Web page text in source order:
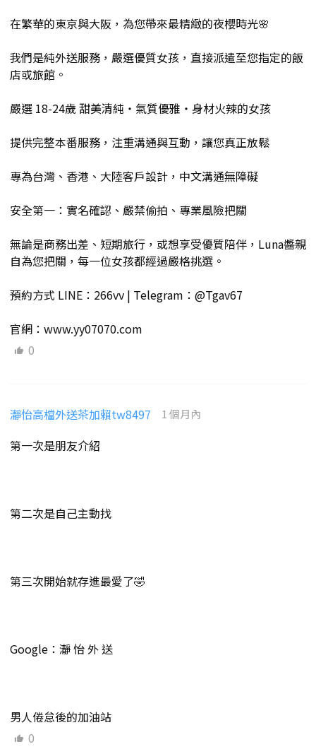
在繁華的東京與大阪，為您帶來最精緻的夜櫻時光🌸
我們是純外送服務，嚴選優質女孩，直接派遣至您指定的飯
店或旅館。
嚴選 18-24歲 甜美清純・氣質優雅・身材火辣的女孩
提供完整本番服務，注重溝通與互動，讓您真正放鬆
專為台灣、香港、大陸客戶設計，中文溝通無障礙
安全第一：實名確認、嚴禁偷拍、專業風險把關
無論是商務出差、短期旅行，或想享受優質陪伴，Luna醬親
自為您把關，每一位女孩都經過嚴格挑選。
預約方式 LINE：266vv | Telegram：@Tgav67
官網：www.yy07070.com
0
瀞怡高檔外送茶加賴tw8497 1 個月內
第一次是朋友介紹
第二次是自己主動找
第三次開始就存進最愛了🤣
Google：瀞 怡 外 送
男人倦怠後的加油站
0